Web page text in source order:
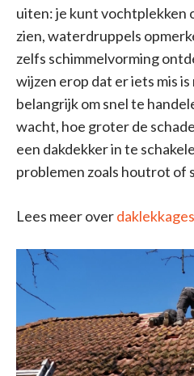
uiten: je kunt vochtplekken
zien, waterdruppels
zelfs schimmelvorming
wijzen erop dat er iets mis is
belangrijk om snel te
wacht, hoe groter de
een dakdekker in te
problemen zoals houtrot of
Lees meer overdaklekkages